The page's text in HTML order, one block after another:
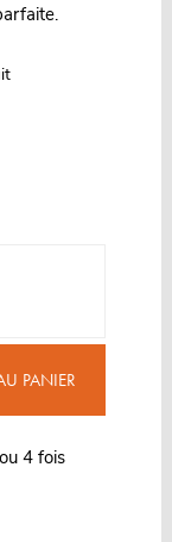
PANIER
4 fois